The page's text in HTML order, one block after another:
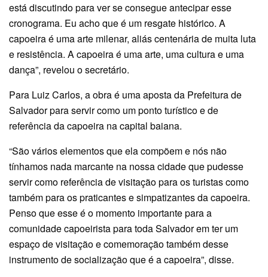
está discutindo para ver se consegue antecipar esse
cronograma. Eu acho que é um resgate histórico. A
capoeira é uma arte milenar, aliás centenária de muita luta
e resistência. A capoeira é uma arte, uma cultura e uma
dança”, revelou o secretário.
Para Luiz Carlos, a obra é uma aposta da Prefeitura de
Salvador para servir como um ponto turístico e de
referência da capoeira na capital baiana.
“São vários elementos que ela compõem e nós não
tínhamos nada marcante na nossa cidade que pudesse
servir como referência de visitação para os turistas como
também para os praticantes e simpatizantes da capoeira.
Penso que esse é o momento importante para a
comunidade capoeirista para toda Salvador em ter um
espaço de visitação e comemoração também desse
instrumento de socialização que é a capoeira”, disse.